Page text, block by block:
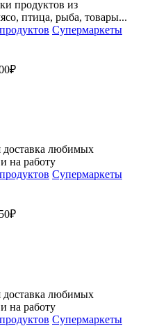
продуктов из
птица, рыба, товары...
Супермаркеты
доставка любимых
на работу
Супермаркеты
доставка любимых
на работу
Супермаркеты